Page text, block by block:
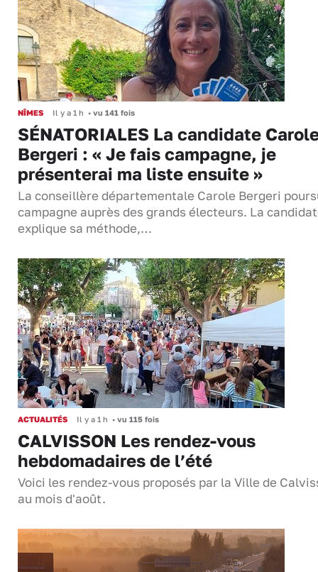
NÎMES Il y a 1 h • vu 141 fois
SÉNATORIALES La candidate
Bergeri : « Je fais campagne, je
présenterai ma liste ensuite »
La conseillère départementale Carole Bergeri
campagne auprès des grands électeurs. La
explique sa méthode,…
ACTUALITÉS Il y a 1 h • vu 115 fois
CALVISSON Les rendez-vous
hebdomadaires de l’été
Voici les rendez-vous proposés par la Ville de
au mois d'août.